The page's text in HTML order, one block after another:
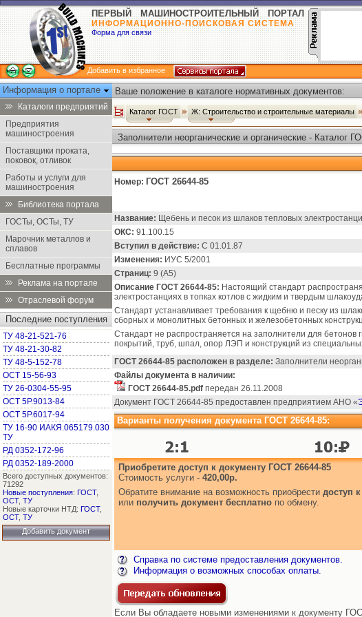
ПЕРВЫЙ МАШИНОСТРОИТЕЛЬНЫЙ ПОРТАЛ
ИНФОРМАЦИОННО-ПОИСКОВАЯ СИСТЕМА
Форма для связи
Добавить в избранное
Информация о портале
Каталоги предприятий
Предприятия
машиностроения
Поставщики проката,
поковок, отливок
Работы и услуги для
машиностроения
Библиотека портала
ГОСТы, ОСТы, ТУ
Марочник металлов и
сплавов
Бесплатные программы
Реклама на портале
Отраслевой форум
Последние поступления
ТУ 48-21-521-76
ТУ 48-21-30-82
ТУ 48-5-152-78
ОСТ 15-56-93
ТУ 26-0304-55-95
ОСТ 5Р.9013-84
ОСТ 5Р.6017-94
ТУ 16-90 ИАКЯ.065179.030
ТУ
РД 0352-172-96
РД 0352-189-2000
Всего доступных документов:
71292
Новые поступления: ГОСТ,
ОСТ, ТУ
Новые карточки НТД: ГОСТ,
ОСТ, ТУ
Добавить документ
Ваше положение в каталоге нормативных документов:
Каталог ГОСТ Ж: Строительство и строительные материалы
Заполнители неорганические и органические - Каталог
Номер: ГОСТ 26644-85
Название: Щебень и песок из шлаков тепловых
ОКС: 91.100.15
Вступил в действие: С 01.01.87
Изменения: ИУС 5/2001
Страниц: 9 (А5)
Описание ГОСТ 26644-85: Настоящий стандарт
электростанциях в топках котлов с жидким и твердым
Стандарт устанавливает требования к щебню и песку из
сборных и монолитных бетонных и железобетонных
Стандарт не распространяется на заполнители для бетонов
покрытий, труб, шпал, опор ЛЭП и конструкций из
ГОСТ 26644-85 расположен в разделе: Заполнители
Файлы документа в наличии:
ГОСТ 26644-85.pdf передан 26.11.2008
Документ ГОСТ 26644-85 предоставлен предприятием АНО «
Варианты получения документа ГОСТ 26644-85:
Приобретите доступ к документу ГОСТ 26644-85
Стоимость услуги - 420,00р.
Обратите внимание на возможность приобрести доступ
или получить документ бесплатно по обмену.
Справка по системе предоставления документов.
Информация о возможных способах оплаты.
Если Вы обладаете новыми изменениями к документу